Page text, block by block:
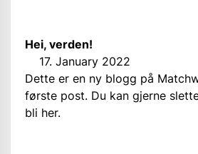
Hei, verden!
17. January 2022
Dette er en ny blogg på
første post. Du kan gjerne
bli her.